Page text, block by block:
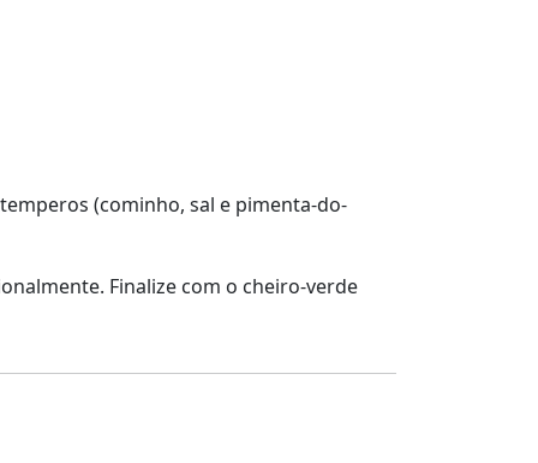
(cominho, sal e pimenta-do-
Finalize com o cheiro-verde